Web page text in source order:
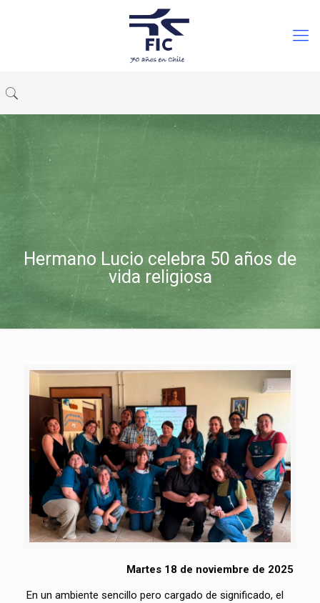
Hermano Lucio celebra 50 años de
vida religiosa
Martes 18 de noviembre de 2025
En un ambiente sencillo pero cargado de significado, el